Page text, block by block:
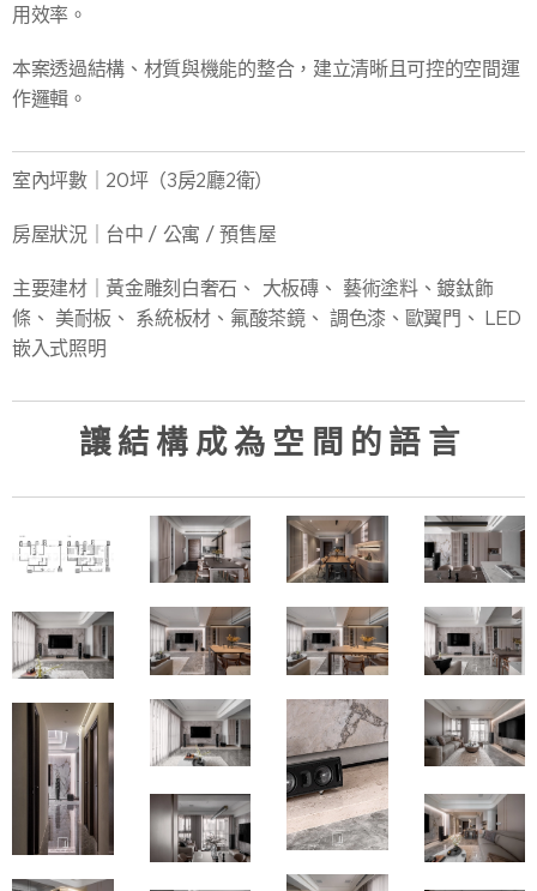
用效率。
本案透過結構、材質與機能的整合，建立清晰且可控的空間運
作邏輯。
室內坪數｜20坪（3房2廳2衛）
房屋狀況｜台中 / 公寓 / 預售屋
主要建材｜黃金雕刻白奢石、 大板磚、 藝術塗料、鍍鈦飾
條、 美耐板、 系統板材、氟酸茶鏡、 調色漆、歐翼門、 LED
嵌入式照明
讓 結 構 成 為 空 間 的 語 言